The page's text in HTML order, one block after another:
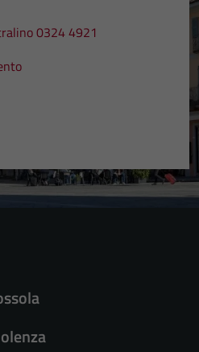
0324 4921